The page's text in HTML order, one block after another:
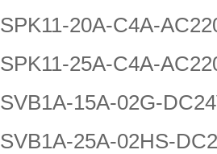
SPK11-20A-C4A-
SPK11-25A-C4A-
SVB1A-15A-02G-
SVB1A-25A-02HS-